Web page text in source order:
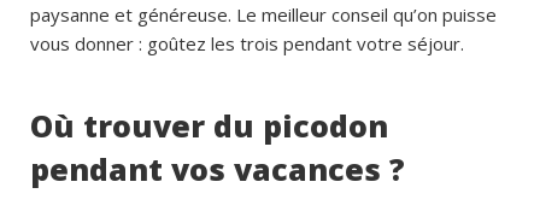
paysanne et généreuse. Le meilleur conseil qu’on puisse
vous donner : goûtez les trois pendant votre séjour.
Où trouver du picodon
pendant vos vacances ?